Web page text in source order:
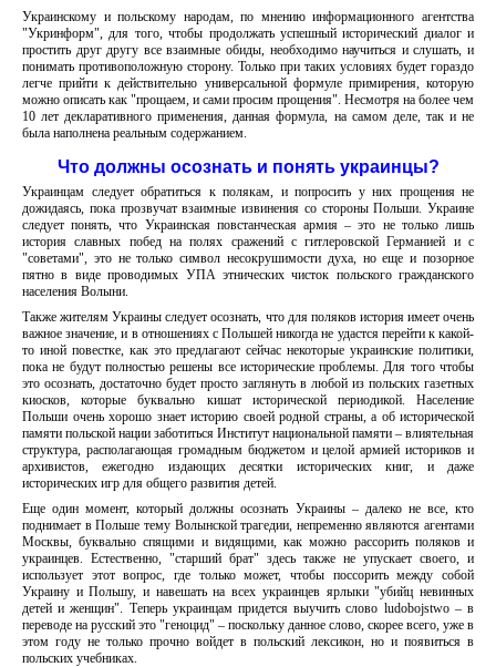
Украинскому и польскому народам, по мнению информационного агентства
"Укринформ", для того, чтобы продолжать успешный исторический диалог и
простить друг другу все взаимные обиды, необходимо научиться и слушать, и
понимать противоположную сторону. Только при таких условиях будет гораздо
легче прийти к действительно универсальной формуле примирения, которую
можно описать как "прощаем, и сами просим прощения". Несмотря на более чем
10 лет декларативного применения, данная формула, на самом деле, так и не
была наполнена реальным содержанием.
Что должны осознать и понять украинцы?
Украинцам следует обратиться к полякам, и попросить у них прощения не
дожидаясь, пока прозвучат взаимные извинения со стороны Польши. Украине
следует понять, что Украинская повстанческая армия – это не только лишь
история славных побед на полях сражений с гитлеровской Германией и с
"советами", это не только символ несокрушимости духа, но еще и позорное
пятно в виде проводимых УПА этнических чисток польского гражданского
населения Волыни.
Также жителям Украины следует осознать, что для поляков история имеет очень
важное значение, и в отношениях с Польшей никогда не удастся перейти к какой-
то иной повестке, как это предлагают сейчас некоторые украинские политики,
пока не будут полностью решены все исторические проблемы. Для того чтобы
это осознать, достаточно будет просто заглянуть в любой из польских газетных
киосков, которые буквально кишат исторической периодикой. Население
Польши очень хорошо знает историю своей родной страны, а об исторической
памяти польской нации заботиться Институт национальной памяти – влиятельная
структура, располагающая громадным бюджетом и целой армией историков и
архивистов, ежегодно издающих десятки исторических книг, и даже
исторических игр для общего развития детей.
Еще один момент, который должны осознать Украины – далеко не все, кто
поднимает в Польше тему Волынской трагедии, непременно являются агентами
Москвы, буквально спящими и видящими, как можно рассорить поляков и
украинцев. Естественно, "старший брат" здесь также не упускает своего, и
использует этот вопрос, где только может, чтобы поссорить между собой
Украину и Польшу, и навешать на всех украинцев ярлыки "убийц невинных
детей и женщин". Теперь украинцам придется выучить слово ludobojstwo – в
переводе на русский это "геноцид" – поскольку данное слово, скорее всего, уже в
этом году не только прочно войдет в польский лексикон, но и появиться в
польских учебниках.